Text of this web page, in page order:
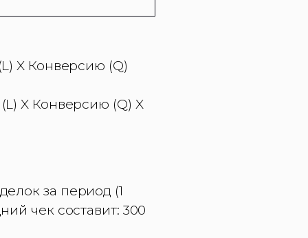
X Конверсию (Q)
X Конверсию (Q) X
за период (1
чек составит: 300